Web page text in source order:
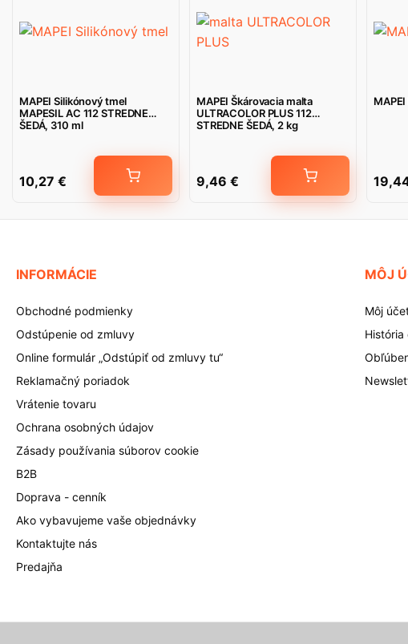
MAPEI Silikónový tmel
MAPESIL AC 112 STREDNE
ŠEDÁ, 310 ml
10,27 €
MAPEI Škárovacia malta
ULTRACOLOR PLUS 112
STREDNE ŠEDÁ, 2 kg
9,46 €
INFORMÁCIE
Obchodné podmienky
Odstúpenie od zmluvy
Online formulár „Odstúpiť od zmluvy tu“
Reklamačný poriadok
Vrátenie tovaru
Ochrana osobných údajov
Zásady používania súborov cookie
B2B
Doprava - cenník
Ako vybavujeme vaše objednávky
Kontaktujte nás
Predajňa
MÔJ
Môj